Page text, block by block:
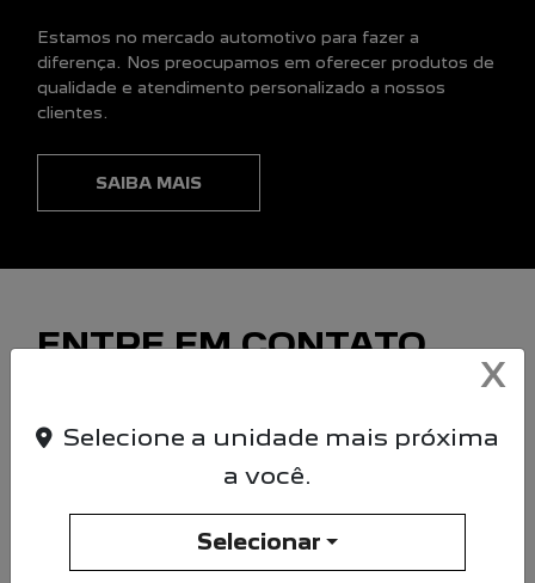
Estamos no mercado automotivo para fazer a
diferença. Nos preocupamos em oferecer produtos de
qualidade e atendimento personalizado a nossos
clientes.
SAIBA MAIS
ENTRE EM CONTATO
Para solicitar mais informações, por favor,
preencha o formulário abaixo que entraremos
em contato rapidamente.
X
Selecione a unidade mais próxima
a você.
Selecionar